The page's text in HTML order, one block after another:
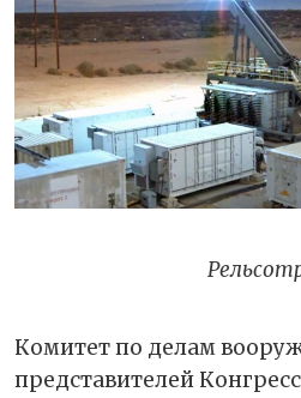
Комитет по делам
представителей